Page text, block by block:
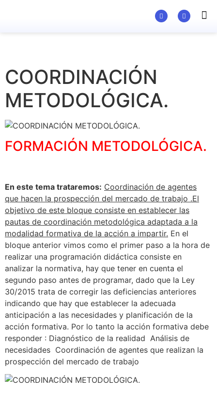
COORDINACIÓN
METODOLÓGICA.
FORMACIÓN METODOLÓGICA.
En este tema trataremos: Coordinación de agentes
que hacen la prospección del mercado de trabajo .El
objetivo de este bloque consiste en establecer las
pautas de coordinación metodológica adaptada a la
modalidad formativa de la acción a impartir. En el
bloque anterior vimos como el primer paso a la hora de
realizar una programación didáctica consiste en
analizar la normativa, hay que tener en cuenta el
segundo paso antes de programar, dado que la Ley
30/2015 trata de corregir las deficiencias anteriores
indicando que hay que establecer la adecuada
anticipación a las necesidades y planificación de la
acción formativa. Por lo tanto la acción formativa debe
responder : Diagnóstico de la realidad Análisis de
necesidades Coordinación de agentes que realizan la
prospección del mercado de trabajo